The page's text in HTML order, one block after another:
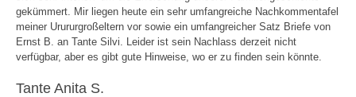
gekümmert. Mir liegen heute ein sehr umfangreiche Nachkommentafel
meiner Urururgroßeltern vor sowie ein umfangreicher Satz Briefe von
Ernst B. an Tante Silvi. Leider ist sein Nachlass derzeit nicht
verfügbar, aber es gibt gute Hinweise, wo er zu finden sein könnte.
Tante Anita S.